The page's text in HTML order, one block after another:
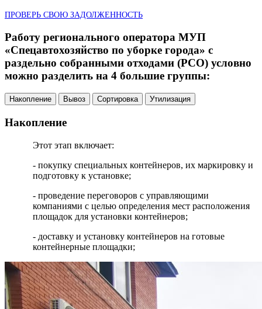
ПРОВЕРЬ СВОЮ ЗАДОЛЖЕННОСТЬ
Работу регионального оператора МУП
«Спецавтохозяйство по уборке города» с
раздельно собранными отходами (РСО) условно
можно разделить на 4 большие группы:
Накопление Вывоз Сортировка Утилизация
Накопление
Этот этап включает:
- покупку специальных контейнеров, их маркировку и
подготовку к установке;
- проведение переговоров с управляющими
компаниями с целью определения мест расположения
площадок для установки контейнеров;
- доставку и установку контейнеров на готовые
контейнерные площадки;